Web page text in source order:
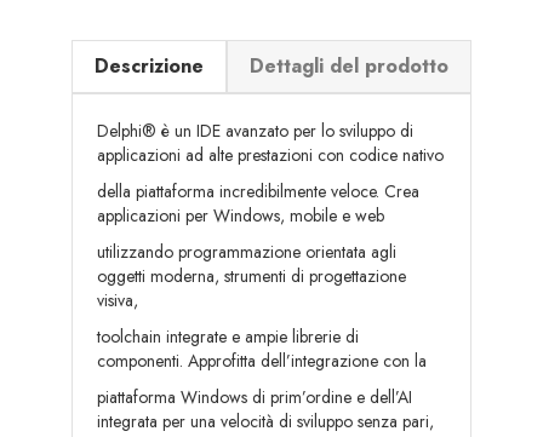
Descrizione Dettagli del prodotto
Delphi® è un IDE avanzato per lo sviluppo di
applicazioni ad alte prestazioni con codice nativo
della piattaforma incredibilmente veloce. Crea
applicazioni per Windows, mobile e web
utilizzando programmazione orientata agli
oggetti moderna, strumenti di progettazione
visiva,
toolchain integrate e ampie librerie di
componenti. Approfitta dell’integrazione con la
piattaforma Windows di prim’ordine e dell’AI
integrata per una velocità di sviluppo senza pari,